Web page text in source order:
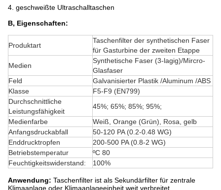
4. geschweißte Ultraschalltaschen
B, Eigenschaften:
Produktart
Taschenfilter der synthetischen Faser
für Gasturbine der zweiten Etappe
Medien
Synthetische Faser (3-lagig)/Mircro-
Glasfaser
Feld
Galvanisierter Plastik /Aluminum /ABS
Klasse
F5-F9 (EN799)
Durchschnittliche
Leistungsfähigkeit
45%; 65%; 85%; 95%;
Medienfarbe
Weiß, Orange (Grün), Rosa, gelb
Anfangsdruckabfall
50-120 PA (0.2-0.48 WG)
Enddrucktropfen
200-500 PA (0.8-2 WG)
Betriebstemperatur
ºC 80
Feuchtigkeitswiderstand:
100%
Anwendung: Taschenfilter ist als Sekundärfilter für zentrale
Klimaanlage oder Klimaanlageeinheit weit verbreitet